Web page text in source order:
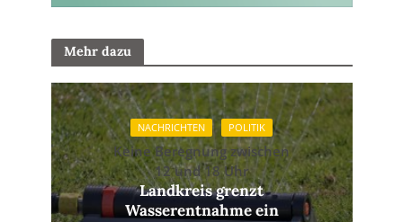
Mehr dazu
NACHRICHTEN POLITIK
Keine Beregnung zwischen
12 und 18 Uhr
Landkreis grenzt
Wasserentnahme ein